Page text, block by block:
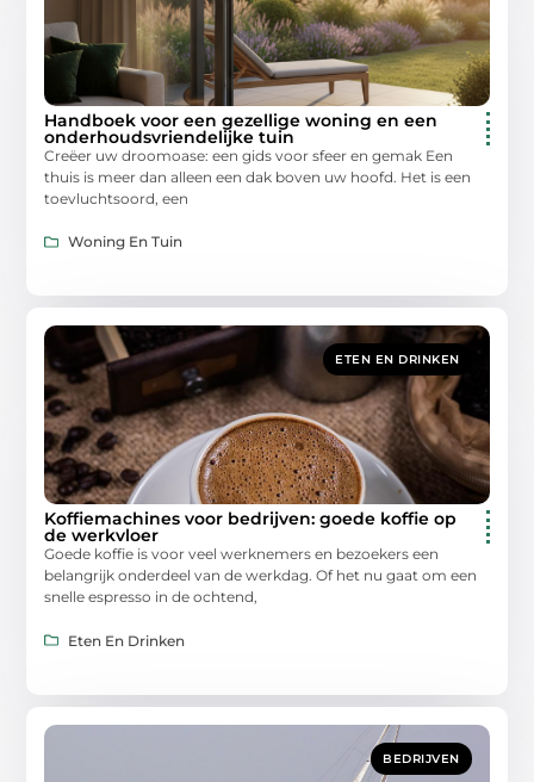
Handboek voor een gezellige woning en een
onderhoudsvriendelijke tuin
Creëer uw droomoase: een gids voor sfeer en gemak Een
thuis is meer dan alleen een dak boven uw hoofd. Het is een
toevluchtsoord, een
Woning En Tuin
ETEN EN DRINKEN
Koffiemachines voor bedrijven: goede koffie op
de werkvloer
Goede koffie is voor veel werknemers en bezoekers een
belangrijk onderdeel van de werkdag. Of het nu gaat om een
snelle espresso in de ochtend,
Eten En Drinken
BEDRIJVEN